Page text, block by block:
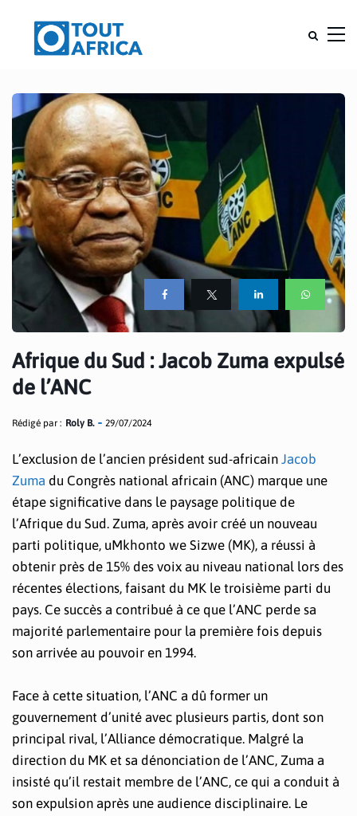
Afrique du Sud : Jacob Zuma expulsé
de l’ANC
Rédigé par : Roly B. 29/07/2024
L’exclusion de l’ancien président sud-africain Jacob
Zuma du Congrès national africain (ANC) marque une
étape significative dans le paysage politique de
l’Afrique du Sud. Zuma, après avoir créé un nouveau
parti politique, uMkhonto we Sizwe (MK), a réussi à
obtenir près de 15% des voix au niveau national lors des
récentes élections, faisant du MK le troisième parti du
pays. Ce succès a contribué à ce que l’ANC perde sa
majorité parlementaire pour la première fois depuis
son arrivée au pouvoir en 1994.
Face à cette situation, l’ANC a dû former un
gouvernement d’unité avec plusieurs partis, dont son
principal rival, l’Alliance démocratique. Malgré la
direction du MK et sa dénonciation de l’ANC, Zuma a
insisté qu’il restait membre de l’ANC, ce qui a conduit à
son expulsion après une audience disciplinaire. Le